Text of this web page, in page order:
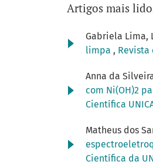
Artigos mais
Gabriela Lima,
limpa , Revista
Anna da
com Ni(OH)2
Científica
Matheus dos
Científica da